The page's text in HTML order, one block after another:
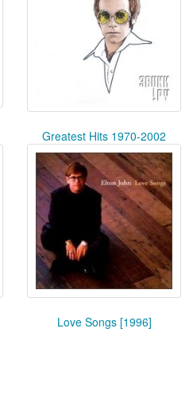
Greatest Hits 1970-2002
Love Songs [1996]